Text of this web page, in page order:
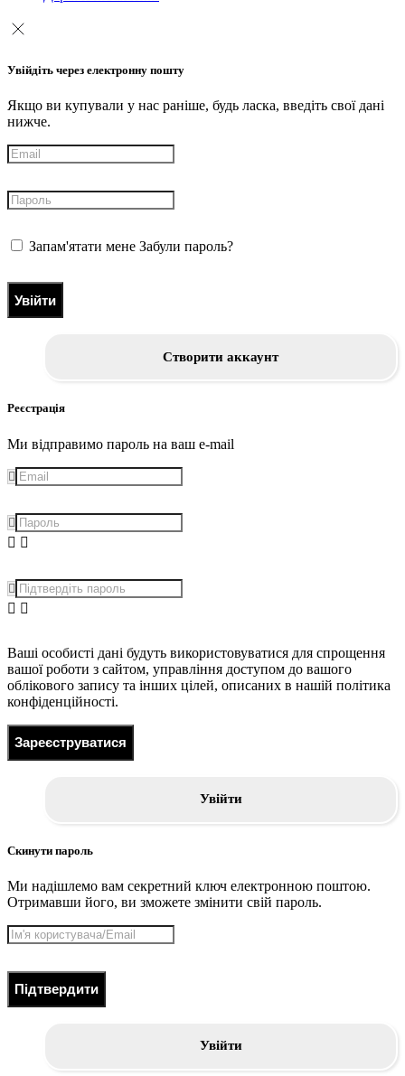
Увійдіть через електронну пошту
Якщо ви купували у нас раніше, будь ласка, введіть свої дані
нижче.
Запам'ятати мене Забули пароль?
Увійти
Створити аккаунт
Реєстрація
Ми відправимо пароль на ваш e-mail
Ваші особисті дані будуть використовуватися для спрощення
вашої роботи з сайтом, управління доступом до вашого
облікового запису та інших цілей, описаних в нашій політика
конфіденційності.
Зареєструватися
Увійти
Скинути пароль
Ми надішлемо вам секретний ключ електронною поштою.
Отримавши його, ви зможете змінити свій пароль.
Підтвердити
Увійти